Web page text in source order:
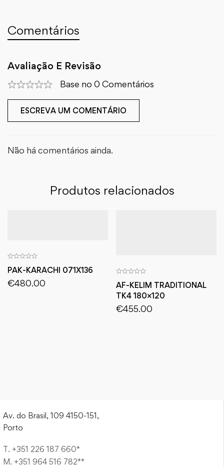
Comentários
Avaliação E Revisão
Base no 0 Comentários
ESCREVA UM COMENTÁRIO
Não há comentários ainda.
Produtos relacionados
PAK-KARACHI 071X136
€480.00
AF-KELIM TRADITIONAL
TK4 180×120
€455.00
Av. do Brasil, 109 4150-151,
Porto
T. +351 226 187 660*
M. +351 964 516 782**